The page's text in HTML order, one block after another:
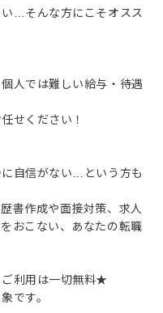
…そんな方にこそオスス
人では難しい給与・待遇
せください！
自信がない…という方も
書作成や面接対策、求人
おこない、あなたの転職
利用は一切無料★
です。